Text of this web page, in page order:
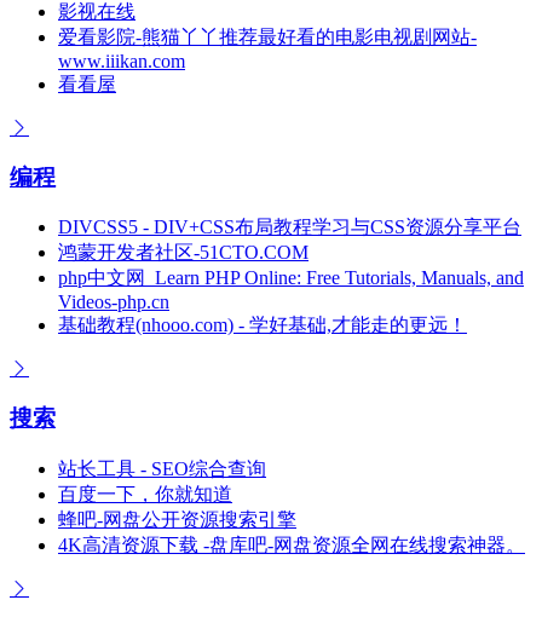
影视在线
爱看影院-熊猫丫丫推荐最好看的电影电视剧网站-
www.iiikan.com
看看屋
编程
DIVCSS5 - DIV+CSS布局教程学习与CSS资源分享平台
鸿蒙开发者社区-51CTO.COM
php中文网_Learn PHP Online: Free Tutorials, Manuals, and
Videos-php.cn
基础教程(nhooo.com) - 学好基础,才能走的更远！
搜索
站长工具 - SEO综合查询
百度一下，你就知道
蜂吧-网盘公开资源搜索引擎
4K高清资源下载 -盘库吧-网盘资源全网在线搜索神器。